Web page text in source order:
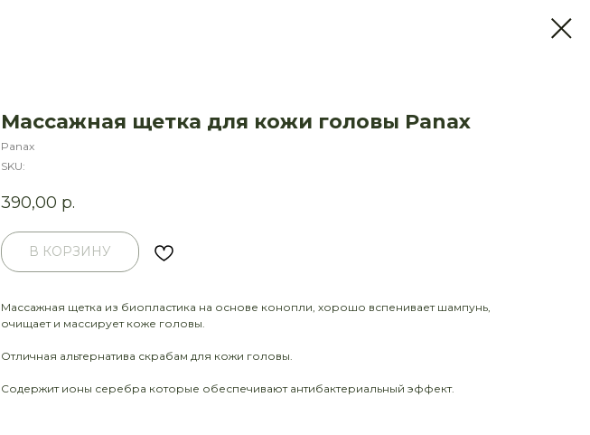
Массажная щетка для кожи головы Panax
Panax
SKU:
390,00 р.
В КОРЗИНУ
Массажная щетка из биопластика на основе конопли, хорошо вспенивает шампунь,
очищает и массирует коже головы.
Отличная альтернатива скрабам для кожи головы.
Содержит ионы серебра которые обеспечивают антибактериальный эффект.